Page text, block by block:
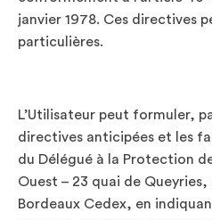
janvier 1978. Ces directives
particulières.
L’Utilisateur peut formuler,
directives anticipées et les
du Délégué à la Protection
Ouest – 23 quai de
Bordeaux Cedex, en